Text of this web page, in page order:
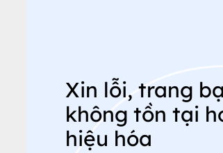
Xin lỗi, trang
không tồn tại
hiệu hóa